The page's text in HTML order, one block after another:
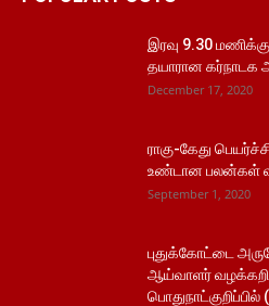
இரவு 9.30
தயாரான கர்நாடக
December 17, 2020
ராகு-கேது
உண்டான பலன்கள்
September 1, 2020
புதுக்கோட்டை
ஆய்வாளர்